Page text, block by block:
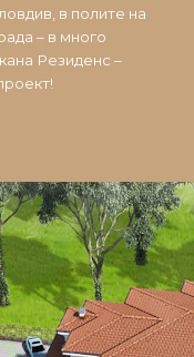
в полите на
– в много
Резиденс –